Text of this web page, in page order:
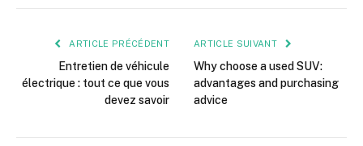
ARTICLE PRÉCÉDENT
Entretien de véhicule
électrique : tout ce que vous
devez savoir
ARTICLE SUIVANT
Why choose a used SUV:
advantages and purchasing
advice